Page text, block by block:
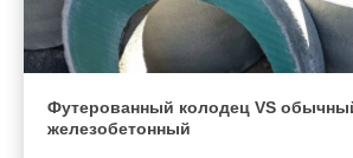
Футерованный колодец VS
железобетонный